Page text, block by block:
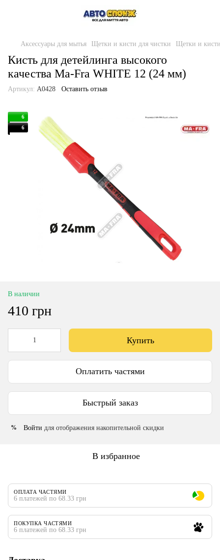
Аксессуары для мытья Щетки и кисти для чистки Щетки и
Кисть для детейлинга высокого
качества Ma-Fra WHITE 12 (24 мм)
Артикул: A0428 Оставить отзыв
6
6
В наличии
410 грн
Купить
Оплатить частями
Быстрый заказ
% Войти для отображения накопительной скидки
В избранное
ОПЛАТА ЧАСТЯМИ
6 платежей по 68.33 грн
ПОКУПКА ЧАСТЯМИ
6 платежей по 68.33 грн